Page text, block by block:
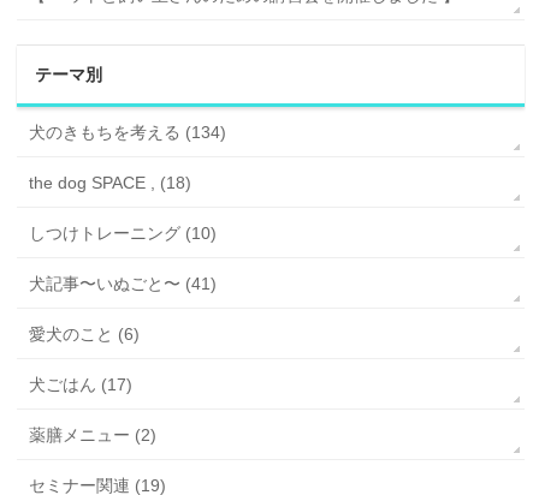
テーマ別
犬のきもちを考える (134)
the dog SPACE , (18)
しつけトレーニング (10)
犬記事〜いぬごと〜 (41)
愛犬のこと (6)
犬ごはん (17)
薬膳メニュー (2)
セミナー関連 (19)